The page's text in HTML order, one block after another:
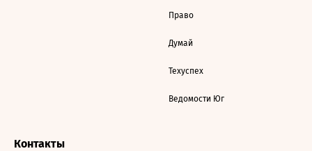
Право
Думай
Техуспех
Ведомости Юг
Контакты